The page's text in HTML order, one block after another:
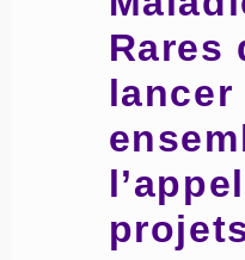
Rares
lancer